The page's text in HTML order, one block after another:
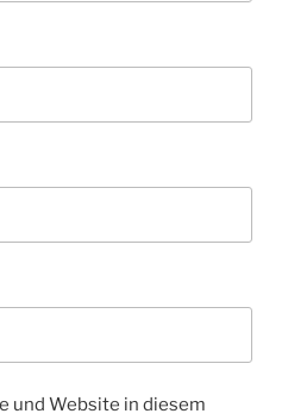
und Website in diesem